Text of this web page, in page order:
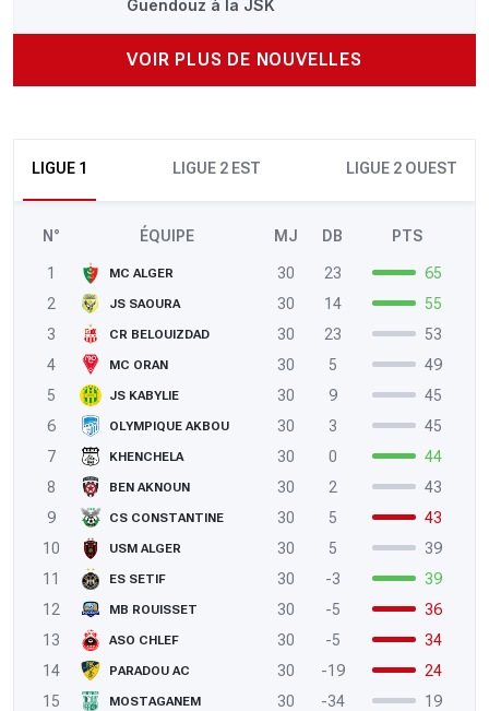
Guendouz à la JSK
VOIR PLUS DE NOUVELLES
LIGUE 1 LIGUE 2 EST LIGUE 2 OUEST
N° ÉQUIPE MJ DB PTS
1 MC ALGER 30 23
65
2
JS SAOURA 30 14
55
3
CR BELOUIZDAD 30 23
53
4
MC ORAN 30 5
49
5
JS KABYLIE 30 9
45
6
OLYMPIQUE AKBOU 30 3
45
7
KHENCHELA 30 0
44
8
BEN AKNOUN 30 2
43
9
CS CONSTANTINE 30 5
43
10
USM ALGER 30 5
39
11
ES SETIF 30 -3
39
12
MB ROUISSET 30 -5
36
13
ASO CHLEF 30 -5
34
14
PARADOU AC 30 -19
24
15
MOSTAGANEM 30 -34
19